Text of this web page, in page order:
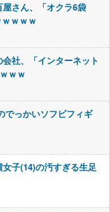
屋さん、「オクラ6袋
ｗｗｗ
会社、「インターネット
ｗｗ
でっかいソフビフィギ
女子(14)の汚すぎる生足